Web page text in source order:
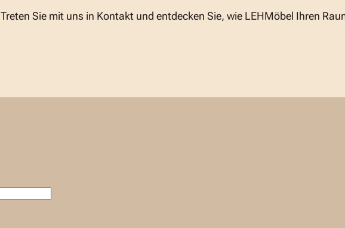
Treten Sie mit uns in Kontakt und entdecken Sie, wie LEHMöbel Ihren